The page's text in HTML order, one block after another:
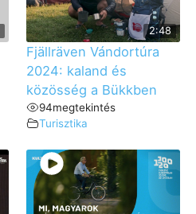
2:48
Fjällräven Vándortúra
2024: kaland és
közösség a Bükkben
94megtekintés
Turisztika